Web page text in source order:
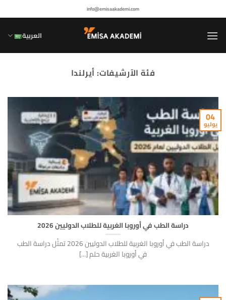
للمحتوى
info@emisaakademi.com
العربية
فئة الآرشيفات:أيرلندا
دراسة الطب في أوروبا الغربية للطلاب الدوليين 2026
دراسة الطب في أوروبا الغربية للطلاب الدوليين 2026 تمثّل دراسة الطب
في أوروبا الغربية حلم [...]
04
يوليو